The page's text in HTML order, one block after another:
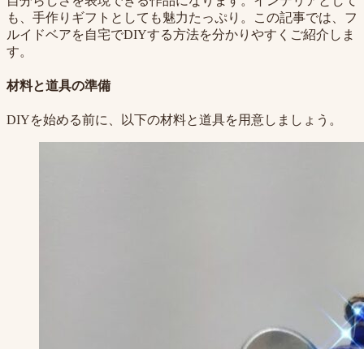
も、手作りギフトとしても魅力たっぷり。この記事では、フ
ルイドベアを自宅でDIYする方法を分かりやすくご紹介しま
す。
材料と道具の準備
DIYを始める前に、以下の材料と道具を用意しましょう。